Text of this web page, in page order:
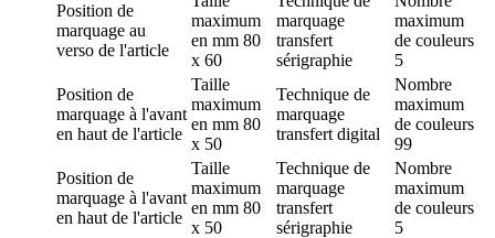
Position de
marquage au
verso de l'article
maximum
en mm 80
x 60
marquage
transfert
sérigraphie
maximum
de couleurs
5
Position de
marquage à l'avant
en haut de l'article
Taille
maximum
en mm 80
x 50
Technique de
marquage
transfert digital
Nombre
maximum
de couleurs
99
Position de
marquage à l'avant
en haut de l'article
Taille
maximum
en mm 80
x 50
Technique de
marquage
transfert
sérigraphie
Nombre
maximum
de couleurs
5